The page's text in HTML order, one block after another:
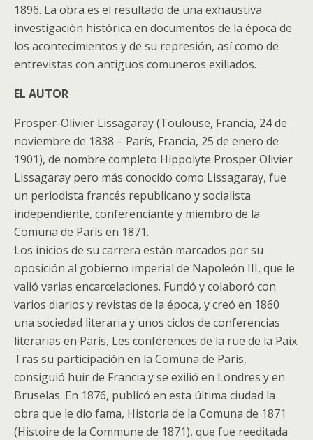
1896. La obra es el resultado de una exhaustiva
investigación histórica en documentos de la época de
los acontecimientos y de su represión, así como de
entrevistas con antiguos comuneros exiliados.
EL AUTOR
Prosper-Olivier Lissagaray (Toulouse, Francia, 24 de
noviembre de 1838 – París, Francia, 25 de enero de
1901), de nombre completo Hippolyte Prosper Olivier
Lissagaray pero más conocido como Lissagaray, fue
un periodista francés republicano y socialista
independiente, conferenciante y miembro de la
Comuna de París en 1871.
Los inicios de su carrera están marcados por su
oposición al gobierno imperial de Napoleón III, que le
valió varias encarcelaciones. Fundó y colaboró con
varios diarios y revistas de la época, y creó en 1860
una sociedad literaria y unos ciclos de conferencias
literarias en París, Les conférences de la rue de la Paix.
Tras su participación en la Comuna de París,
consiguió huir de Francia y se exilió en Londres y en
Bruselas. En 1876, publicó en esta última ciudad la
obra que le dio fama, Historia de la Comuna de 1871
(Histoire de la Commune de 1871), que fue reeditada